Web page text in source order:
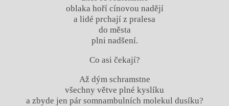
oblaka hoří cínovou nadějí
a lidé prchají z pralesa
do města
plni nadšení.
Co asi čekají?
Až dým schramstne
všechny větve plné kyslíku
a zbyde jen pár somnambulních molekul dusíku?